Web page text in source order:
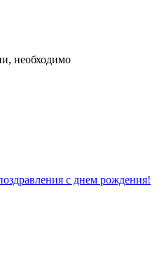
необходимо
с днем рождения!